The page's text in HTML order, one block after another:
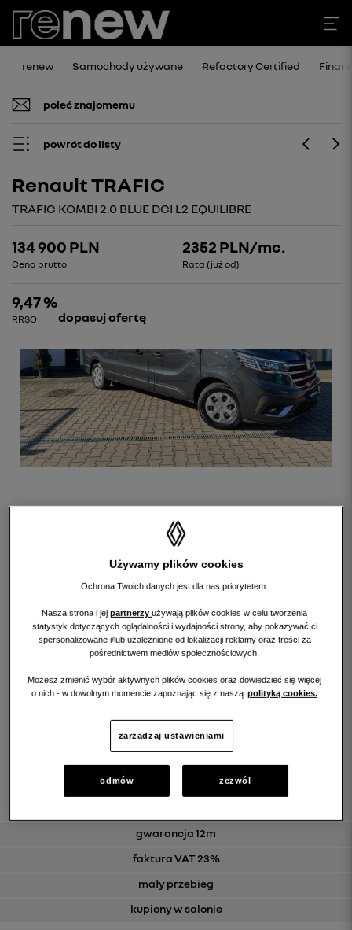
renew Samochody używane Refactory Certified
powrót do listy
poleć znajomemu
Renault TRAFIC
TRAFIC KOMBI 2.0 BLUE DCI L2 EQUILIBRE
134 900 PLN
Cena brutto
2352 PLN/mc.
Rata (już od)
9,47 %
RRSO dopasuj ofertę
gwarancja 12m
faktura VAT 23%
mały przebieg
kupiony w salonie
Używamy plików cookies
Ochrona Twoich danych jest dla nas priorytetem.
Nasza strona i jej partnerzy używają plików cookies w celu tworzenia
statystyk dotyczących oglądalności i wydajności strony, aby pokazywać ci
spersonalizowane i/lub uzależnione od lokalizacji reklamy oraz treści za
pośrednictwem mediów społecznościowych.
Możesz zmienić wybór aktywnych plików cookies oraz dowiedzieć się więcej
o nich - w dowolnym momencie zapoznając się z naszą polityką cookies.
zarządzaj ustawieniami
odmów zezwól